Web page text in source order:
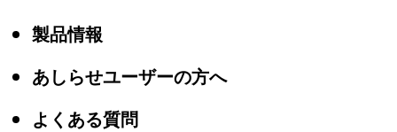
製品情報
あしらせユーザーの方へ
よくある質問